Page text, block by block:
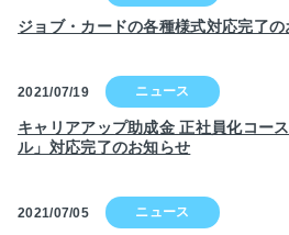
ジョブ・カードの各種様式対応完了
2021/07/19
キャリアアップ助成金 正社員化コー
ル」対応完了のお知らせ
2021/07/05